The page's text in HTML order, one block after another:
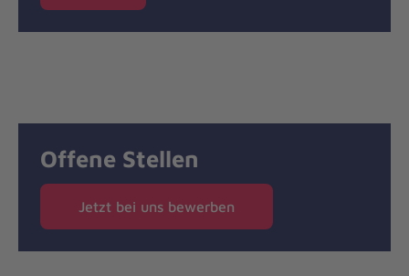
Offene Stellen
Jetzt bei uns bewerben